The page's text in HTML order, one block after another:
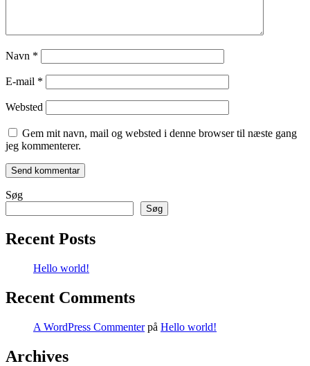
Navn *
E-mail *
Websted
Gem mit navn, mail og websted i denne browser til næste gang
jeg kommenterer.
Søg
Søg
Recent Posts
Hello world!
Recent Comments
A WordPress Commenterpå Hello world!
Archives